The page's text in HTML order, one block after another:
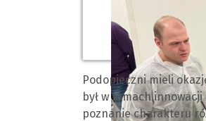
Podopieczni mieli
był w ramach
poznanie charakteru